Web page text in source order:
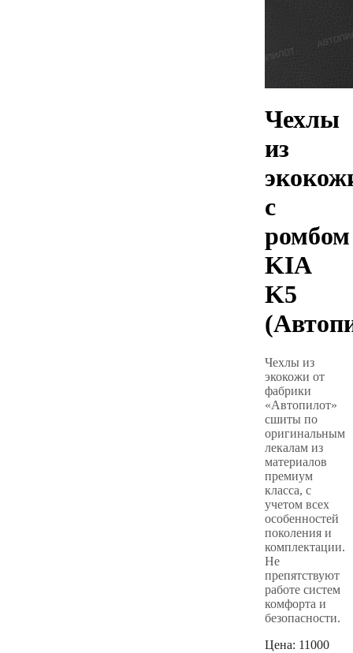
Чехлы
из
с
ромбом
KIA
K5
Чехлы из
экокожи от
фабрики
«Автопилот»
сшиты по
оригинальным
лекалам из
материалов
премиум
класса, с
учетом всех
особенностей
поколения и
комплектации.
Не
препятствуют
работе систем
комфорта и
безопасности.
Цена: 11000